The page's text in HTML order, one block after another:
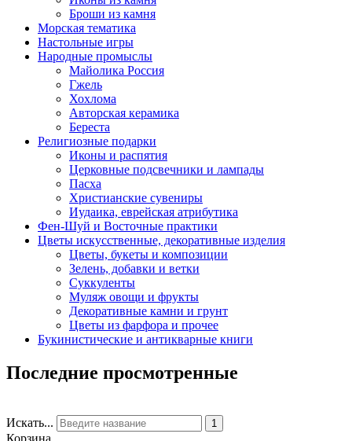
Броши из камня
Морская тематика
Настольные игры
Народные промыслы
Майолика Россия
Гжель
Хохлома
Авторская керамика
Береста
Религиозные подарки
Иконы и распятия
Церковные подсвечники и лампады
Пасха
Христианские сувениры
Иудаика, еврейская атрибутика
Фен-Шуй и Восточные практики
Цветы искусственные, декоративные изделия
Цветы, букеты и композиции
Зелень, добавки и ветки
Суккуленты
Муляж овощи и фрукты
Декоративные камни и грунт
Цветы из фарфора и прочее
Букинистические и антикварные книги
Последние просмотренные
Искать... 1
Корзина